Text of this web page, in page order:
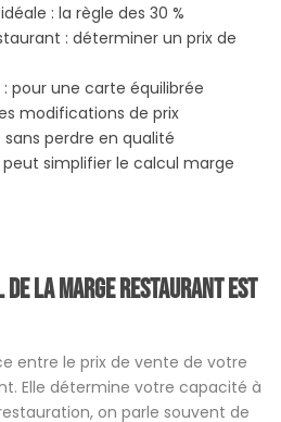
: la règle des 30 %
: déterminer un prix de
pour une carte équilibrée
modifications de prix
sans perdre en qualité
simplifier le calcul marge
la marge restaurant est
entre le prix de vente de votre
Elle détermine votre capacité à
on parle souvent de